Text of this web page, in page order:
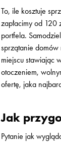
To, ile kosztuje
zapłacimy od 120
portfela.
sprzątanie
miejscu stawiając
otoczeniem,
ofertę, jaka
Jak
Pytanie jak